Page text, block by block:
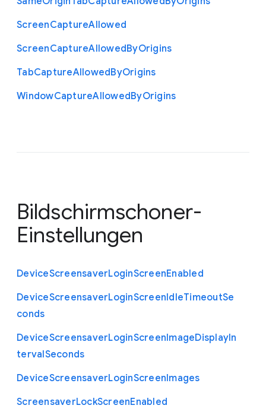
ScreenCaptureAllowed
ScreenCaptureAllowedByOrigins
TabCaptureAllowedByOrigins
WindowCaptureAllowedByOrigins
Bildschirmschoner-
Einstellungen
DeviceScreensaverLoginScreenEnabled
DeviceScreensaverLoginScreenIdleTimeoutSe
conds
DeviceScreensaverLoginScreenImageDisplayIn
tervalSeconds
DeviceScreensaverLoginScreenImages
ScreensaverLockScreenEnabled